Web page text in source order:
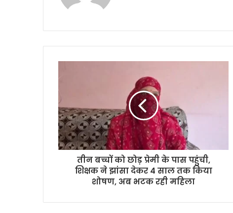
तीन बच्चों को छोड़ प्रेमी के पास पहुंची,
शिक्षक ने झांसा देकर 4 साल तक किया
शोषण, अब भटक रही महिला